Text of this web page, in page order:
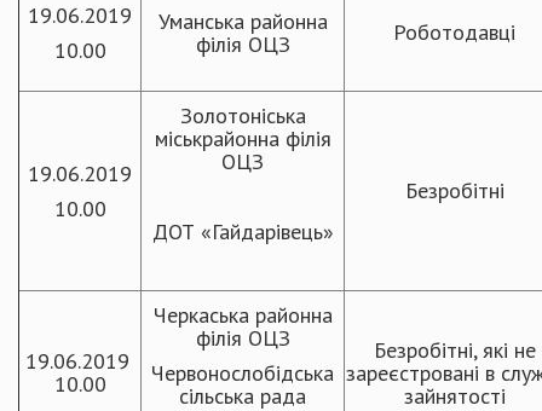
19.06.2019
10.00
Уманська районна
філія ОЦЗ
Роботодавці
19.06.2019
10.00
Золотоніська
міськрайонна філія
ОЦЗ
ДОТ «Гайдарівець»
Безробітні
19.06.2019
10.00
Черкаська районна
філія ОЦЗ
Червонослобідська
сільська рада
Безробітні, які не
зареєстровані в
зайнятості